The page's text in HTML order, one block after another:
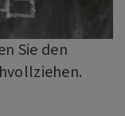
Sie den